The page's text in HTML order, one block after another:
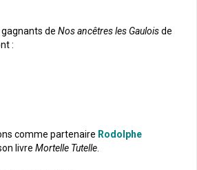
de Nos ancêtres les Gauloisde
:
comme partenaire Rodolphe
livre Mortelle Tutelle